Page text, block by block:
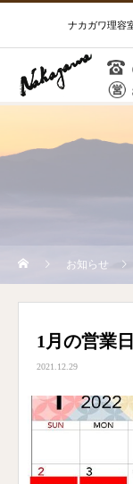
ナカガワ理容
お知らせ
1月の営業
2021.12.29